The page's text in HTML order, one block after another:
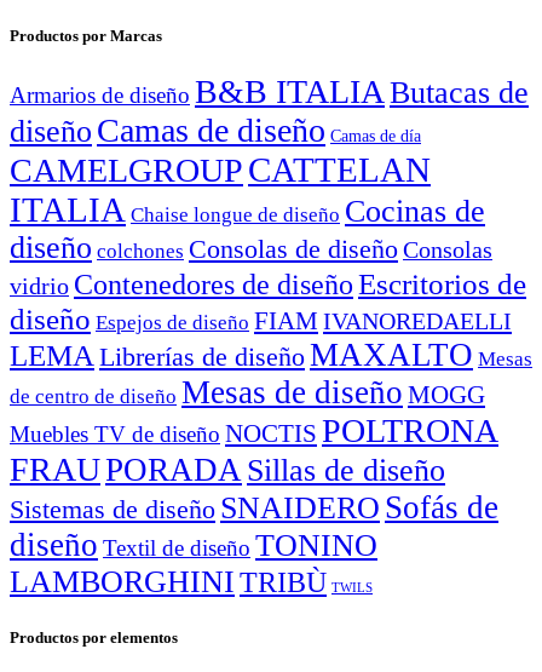
Productos por Marcas
Armarios de diseño B&B ITALIAButacas de
diseño Camas de diseño Camas de día
CAMELGROUPCATTELAN
ITALIA Chaise longue de diseño Cocinas de
diseño colchones Consolas de diseñoConsolas
vidrio Contenedores de diseñoEscritorios de
diseño Espejos de diseño FIAM IVANOREDAELLI
LEMA Librerías de diseñoMAXALTO Mesas
de centro de diseño Mesas de diseño MOGG
Muebles TV de diseño NOCTIS POLTRONA
FRAUPORADASillas de diseño
Sistemas de diseño SNAIDERO Sofás de
diseño Textil de diseño TONINO
LAMBORGHINITRIBÙ TWILS
Productos por elementos